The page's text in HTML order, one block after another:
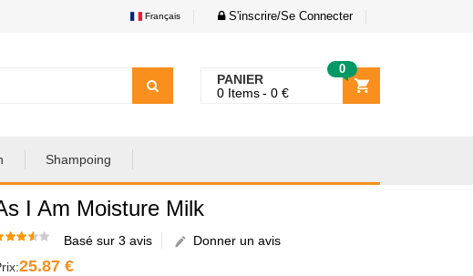
Français S'inscrire/Se Connecter
PANIER
0
0 Items 0 €
Shampoing
I Am Moisture Milk
Basé sur 3 avis
Donner un avis
25.87 €